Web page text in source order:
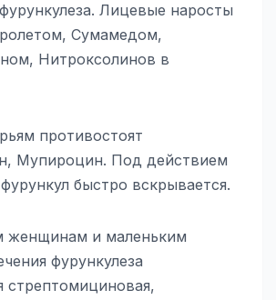
Лицевые наросты
Сумамедом,
Нитроксолинов в
противостоят
Мупироцин. Под действием
быстро вскрывается.
женщинам и маленьким
фурункулеза
стрептомициновая,